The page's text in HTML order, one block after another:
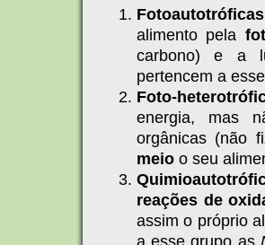
alimento pela
carbono) e a
pertencem a
Foto-
energia, mas
orgânicas (não
meio o seu
reações de
assim o próprio
a esse grupo as